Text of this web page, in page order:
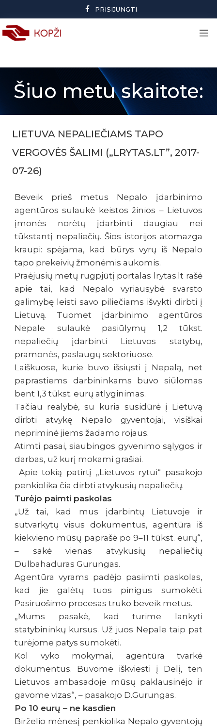
PRISIJUNGTI
Šiuo metu skaitote:
LIETUVA NEPALIEČIAMS TAPO
VERGOVĖS ŠALIMI („LRYTAS.LT”, 2017-
07-26)
Beveik prieš metus Nepalo įdarbinimo
agentūros sulaukė keistos žinios – Lietuvos
įmonės norėtų įdarbinti daugiau nei
tūkstantį nepaliečių. Šios istorijos atomazga
kraupi: spėjama, kad būrys vyrų iš Nepalo
tapo prekeivių žmonėmis aukomis.
Praėjusių metų rugpjūtį portalas lrytas.lt rašė
apie tai, kad Nepalo vyriausybė svarsto
galimybę leisti savo piliečiams išvykti dirbti į
Lietuvą. Tuomet įdarbinimo agentūros
Nepale sulaukė pasiūlymų 1,2 tūkst.
nepaliečių įdarbinti Lietuvos statybų,
pramonės, paslaugų sektoriuose.
Laiškuose, kurie buvo išsiųsti į Nepalą, net
paprastiems darbininkams buvo siūlomas
bent 1,3 tūkst. eurų atlyginimas.
Tačiau realybė, su kuria susidūrė į Lietuvą
dirbti atvykę Nepalo gyventojai, visiškai
nepriminė jiems žadamo rojaus.
Atimti pasai, siaubingos gyvenimo sąlygos ir
darbas, už kurį mokami grašiai.
Apie tokią patirtį „Lietuvos rytui“ pasakojo
penkiolika čia dirbti atvykusių nepaliečių.
Turėjo paimti paskolas
„Už tai, kad mus įdarbintų Lietuvoje ir
sutvarkytų visus dokumentus, agentūra iš
kiekvieno mūsų paprašė po 9–11 tūkst. eurų“,
– sakė vienas atvykusių nepaliečių
Dulbahaduras Gurungas.
Agentūra vyrams padėjo pasiimti paskolas,
kad jie galėtų tuos pinigus sumokėti.
Pasiruošimo procesas truko beveik metus.
„Mums pasakė, kad turime lankyti
statybininkų kursus. Už juos Nepale taip pat
turėjome patys sumokėti.
Kol vyko mokymai, agentūra tvarkė
dokumentus. Buvome iškviesti į Delį, ten
Lietuvos ambasadoje mūsų paklausinėjo ir
gavome vizas“, – pasakojo D.Gurungas.
Po 10 eurų – ne kasdien
Birželio mėnesį penkiolika Nepalo gyventojų